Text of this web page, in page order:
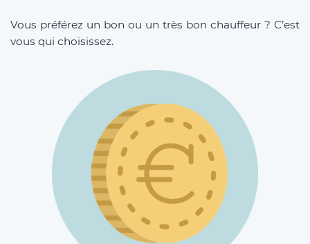
Vous préférez un bon ou un très bon chauffeur ? C’est
vous qui choisissez.